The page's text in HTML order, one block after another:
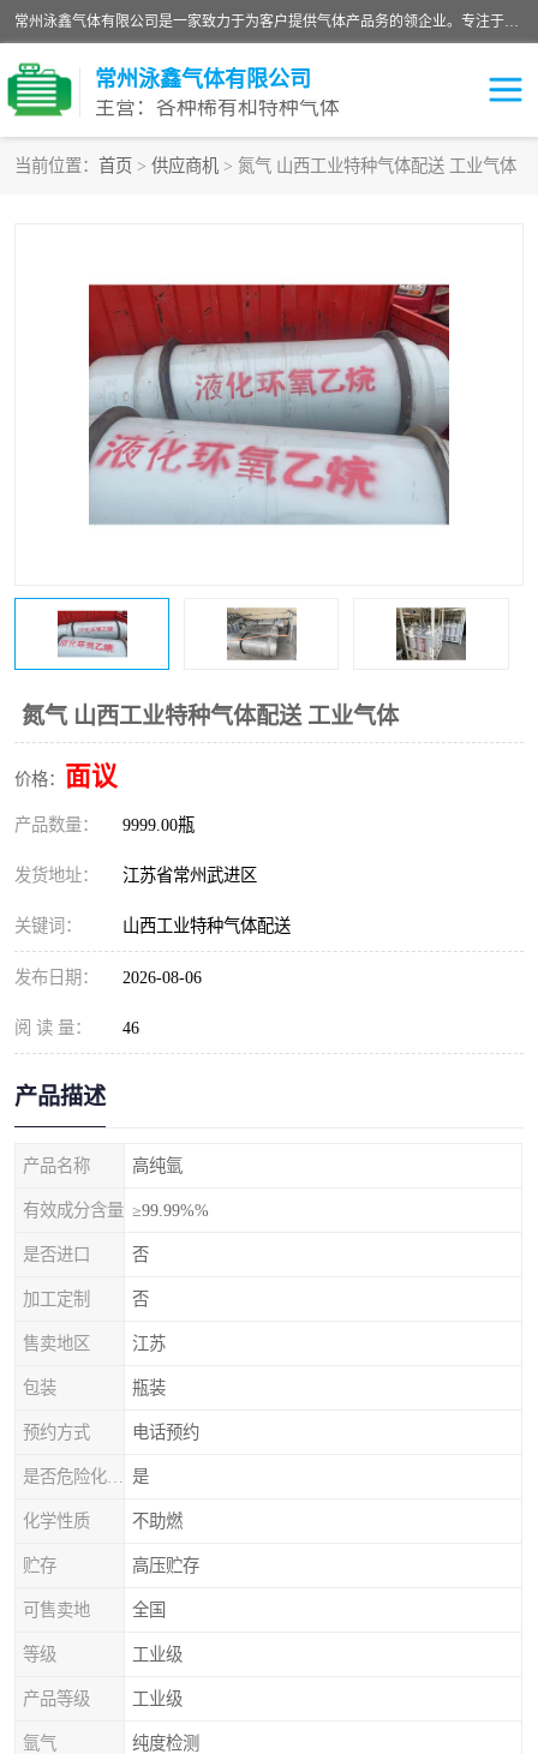
常州泳鑫气体有限公司是一家致力于为客户提供气体产品务的领企业。专注于环氧乙烷剂、环氧乙烷、高纯气体以及稀有和特种气体的研发、生产、销售和配送，产品广泛应用于医疗、电子、科研、化工、食品等多个领域。主要产品有：环氧乙烷灭菌剂，环氧乙烷，高纯氩，氮，氪，氙，氖，氘，笑，氦，氢，氧等各种稀有和特种气体。
常州泳鑫气体有限公司
主营：各种稀有和特种气体
当前位置： 首页 > 供应商机 > 氮气 山西工业特种气体配送 工业气体
氮气 山西工业特种气体配送 工业气体
价格： 面议
产品数量： 9999.00瓶
发货地址： 江苏省常州武进区
关键词： 山西工业特种气体配送
发布日期： 2026-08-06
阅 读 量： 46
产品描述
产品名称 高纯氩
有效成分含量 ≥99.99%%
是否进口 否
加工定制 否
售卖地区 江苏
包装 瓶装
预约方式 电话预约
是
化学性质 不助燃
贮存 高压贮存
可售卖地 全国
等级 工业级
产品等级 工业级
氩气 纯度检测